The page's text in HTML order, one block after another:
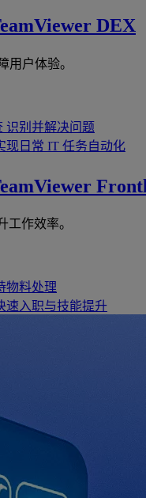
DEX
用户体验。
识别并解决问题
现日常 IT 任务自动化
工作效率。
物料处理
速入职与技能提升